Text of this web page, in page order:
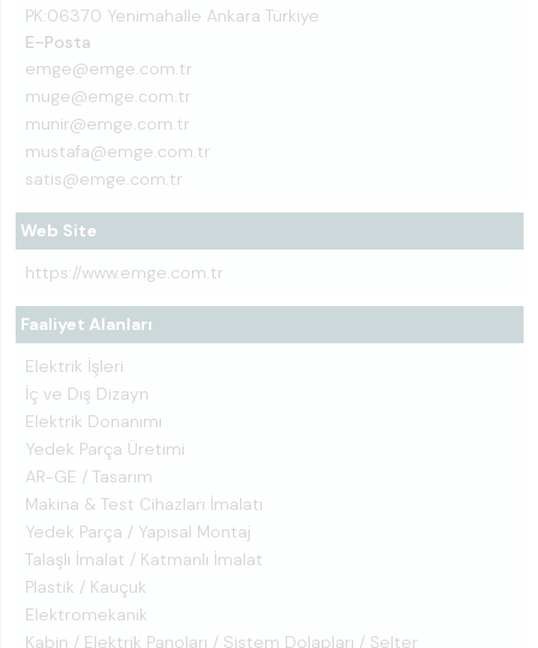
PK:06370 Yenimahalle Ankara Türkiye
E-Posta
emge@emge.com.tr
muge@emge.com.tr
munir@emge.com.tr
mustafa@emge.com.tr
satis@emge.com.tr
Web Site
https://www.emge.com.tr
Faaliyet Alanları
Elektrik İşleri
İç ve Dış Dizayn
Elektrik Donanımı
Yedek Parça Üretimi
AR-GE / Tasarım
Makina & Test Cihazları İmalatı
Yedek Parça / Yapısal Montaj
Talaşlı İmalat / Katmanlı İmalat
Plastik / Kauçuk
Elektromekanik
Kabin / Elektrik Panoları / Sistem Dolapları / Şelter